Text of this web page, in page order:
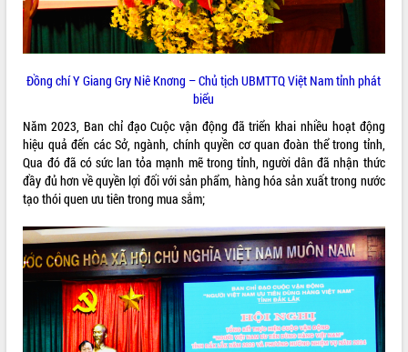
VIDEO
Không có file video nào để phát.
ALBUM ẢNH
Đồng chí Y Giang Gry Niê Knơng – Chủ tịch UBMTTQ Việt Nam tỉnh phát
biểu
Năm 2023, Ban chỉ đạo Cuộc vận động đã triển khai nhiều hoạt động
hiệu quả đến các Sở, ngành, chính quyền cơ quan đoàn thể trong tỉnh,
Qua đó đã có sức lan tỏa mạnh mẽ trong tỉnh, người dân đã nhận thức
đầy đủ hơn về quyền lợi đối với sản phẩm, hàng hóa sản xuất trong nước
tạo thói quen ưu tiên trong mua sắm;